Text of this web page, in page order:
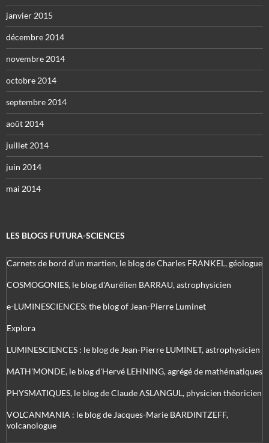
janvier 2015
décembre 2014
novembre 2014
octobre 2014
septembre 2014
août 2014
juillet 2014
juin 2014
mai 2014
LES BLOGS FUTURA-SCIENCES
Carnets de bord d’un martien, le blog de Charles FRANKEL, géologue
COSMOGONIES, le blog d'Aurélien BARRAU, astrophysicien
e-LUMINESCIENCES: the blog of Jean-Pierre Luminet
Explora
LUMINESCIENCES : le blog de Jean-Pierre LUMINET, astrophysicien
MATH'MONDE, le blog d'Hervé LEHNING, agrégé de mathématiques
PHYSMATIQUES, le blog de Claude ASLANGUL, physicien théoricien
VOLCANMANIA : le blog de Jacques-Marie BARDINTZEFF,
volcanologue